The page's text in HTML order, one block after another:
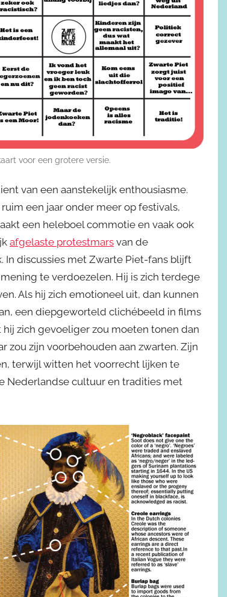
voor een grotere versie.
van een aanstekelijk enthousiasme.
een jaar onder meer op festivals,
een heleboel commotie en vaak ook
afgelaste protestmars van de
In discussies met Zwarte Piet-fans blijft
te verdoezelen. Hij is zich terdege
Als hij zich emotioneel uit, dan kunnen
een diepgeworteld clichébeeld in films
zich gevoeliger zou moeten tonen dan
zijn voorbehouden aan zwarten. Zijn
terwijl witten het voorrecht lijken te
Nederlandse cultuur en tradities met